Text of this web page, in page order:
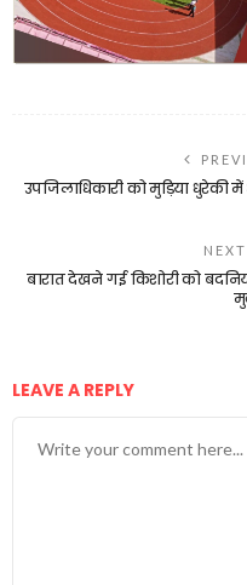
उपजिलाधिकारी को मुड़िया
बारात देखने गई किशोरी को
LEAVE A REPLY